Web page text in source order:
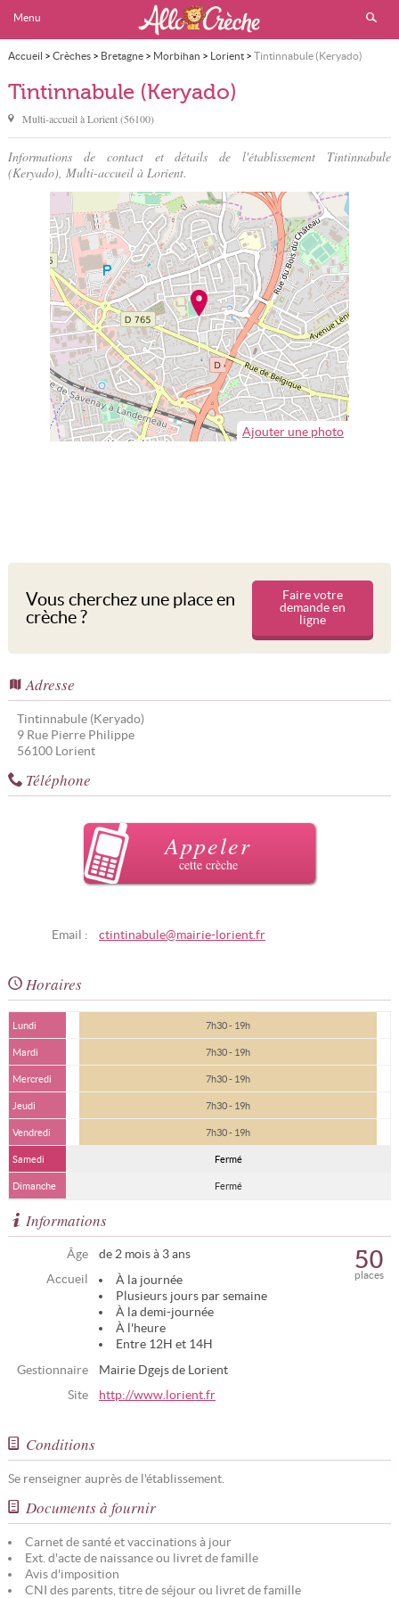
Menu
Accueil > Crèches> Bretagne> Morbihan > Lorient> Tintinnabule (Keryado)
Tintinnabule (Keryado)
Multi-accueil àLorient(56100)
Informations de contact et détails de l'établissement Tintinnabule
(Keryado), Multi-accueil à Lorient.
Ajouter une photo
Vous cherchez une place en
crèche ?
Faire votre
demande en
ligne
Adresse
Tintinnabule (Keryado)
9 Rue Pierre Philippe
56100 Lorient
Téléphone
Appeler
cette crèche
Email : ctintinabule@mairie-lorient.fr
Horaires
Lundi 7h30 - 19h
Mardi 7h30 - 19h
Mercredi 7h30 - 19h
Jeudi 7h30 - 19h
Vendredi 7h30 - 19h
Samedi Fermé
Dimanche Fermé
Informations
Âge
de 2 mois à 3 ans
Accueil
À la journée
Plusieurs jours par semaine
À la demi-journée
À l'heure
Entre 12H et 14H
Gestionnaire
Mairie Dgejs de Lorient
Site
http://www.lorient.fr
places
50
Conditions
Se renseigner auprès de l'établissement.
Documents à fournir
Carnet de santé et vaccinations à jour
Ext. d'acte de naissance ou livret de famille
Avis d'imposition
CNI des parents, titre de séjour ou livret de famille